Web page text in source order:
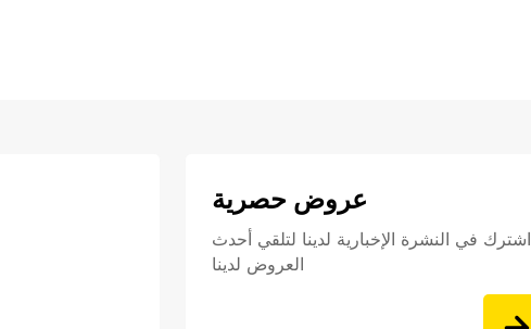
عروض حصرية
اشترك في النشرة الإخبارية لدينا لتلقي أحدث
العروض لدينا